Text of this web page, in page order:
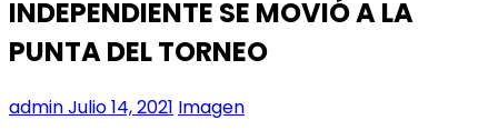
INDEPENDIENTE SE MOVIÓ A LA
PUNTA DEL TORNEO
adminJulio 14, 2021 Imagen